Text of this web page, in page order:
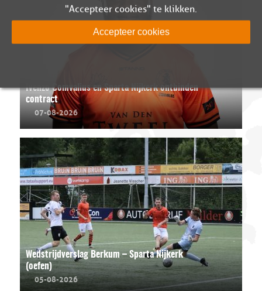
Ivenzo Comvalius en Sparta Nijkerk ontbinden
contract
07-08-2026
Wedstrijdverslag Berkum – Sparta Nijkerk
(oefen)
05-08-2026
"Accepteer cookies" te klikken.
Accepteer cookies